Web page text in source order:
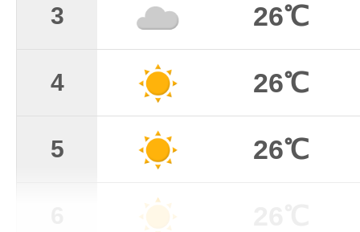
3 26℃
4 26℃
5 26℃